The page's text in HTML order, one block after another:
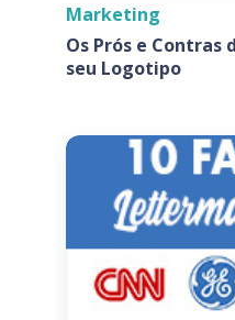
Marketing
Os Prós e Contras
seu Logotipo